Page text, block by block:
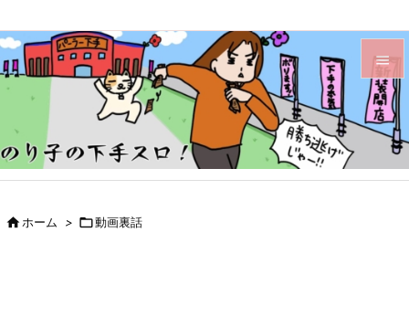


メニュ

サイド
ホーム > 動画裏話